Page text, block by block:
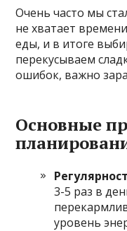
Очень часто мы
не хватает
еды, и в итоге
перекусываем
ошибок, важно
Основные
3-5 раз в
уровень